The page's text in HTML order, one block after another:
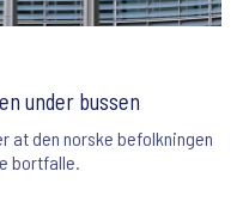
under bussen
at den norske befolkningen
bortfalle.